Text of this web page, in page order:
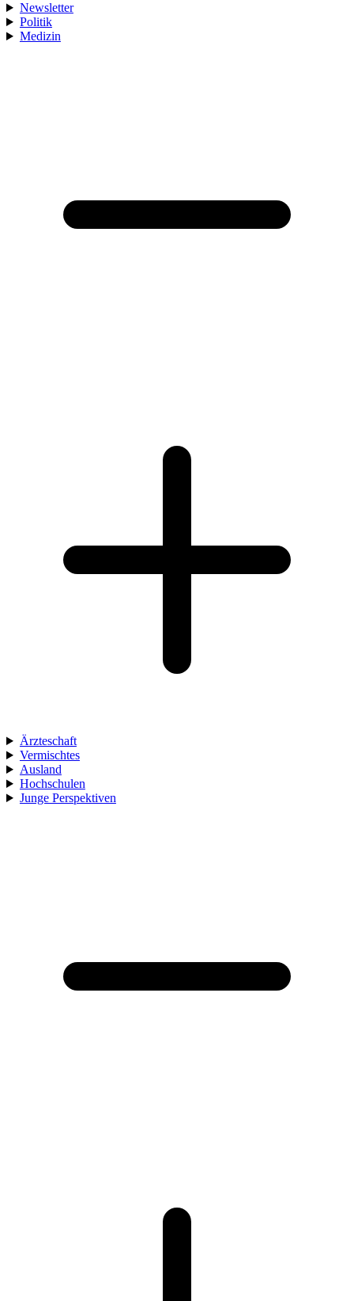
Newsletter
Politik
Medizin
Ärzteschaft
Vermischtes
Ausland
Hochschulen
Junge Perspektiven